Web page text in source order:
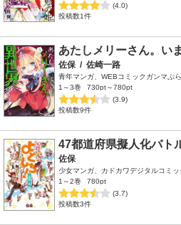
(4.0)
投稿数1件
あたしメリーさん。い
佐保 / 佐崎一路
青年マンガ、WEBコミックガンマぷ
1～3巻
730pt～780pt
(3.9)
投稿数9件
47都道府県擬人化バト
佐保
少女マンガ、カドカワデジタルコミッ
1～2巻
780pt
(3.7)
投稿数3件